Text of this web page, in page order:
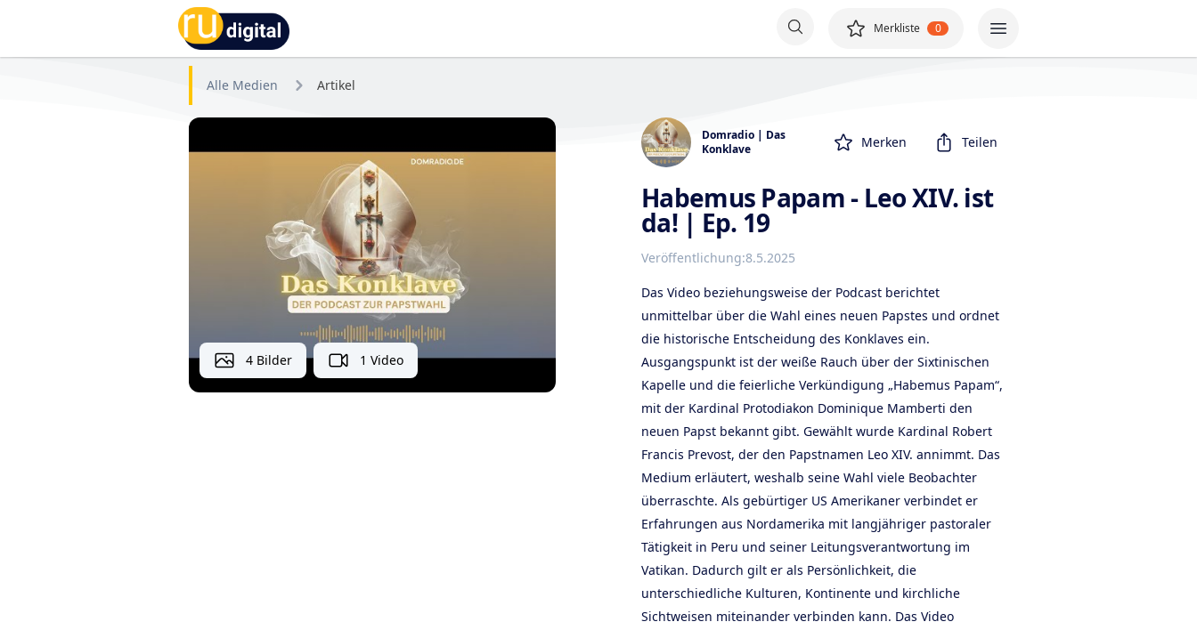
RU-digital
Merkliste 0
Alle Medien Artikel
4 Bilder 1 Video
Domradio | Das
Konklave
Merken Teilen
Habemus Papam - Leo XIV. ist
da! | Ep. 19
Veröffentlichung:8.5.2025
Das Video beziehungsweise der Podcast berichtet
unmittelbar über die Wahl eines neuen Papstes und ordnet
die historische Entscheidung des Konklaves ein.
Ausgangspunkt ist der weiße Rauch über der Sixtinischen
Kapelle und die feierliche Verkündigung „Habemus Papam“,
mit der Kardinal Protodiakon Dominique Mamberti den
neuen Papst bekannt gibt. Gewählt wurde Kardinal Robert
Francis Prevost, der den Papstnamen Leo XIV. annimmt. Das
Medium erläutert, weshalb seine Wahl viele Beobachter
überraschte. Als gebürtiger US Amerikaner verbindet er
Erfahrungen aus Nordamerika mit langjähriger pastoraler
Tätigkeit in Peru und seiner Leitungsverantwortung im
Vatikan. Dadurch gilt er als Persönlichkeit, die
unterschiedliche Kulturen, Kontinente und kirchliche
Sichtweisen miteinander verbinden kann. Das Video